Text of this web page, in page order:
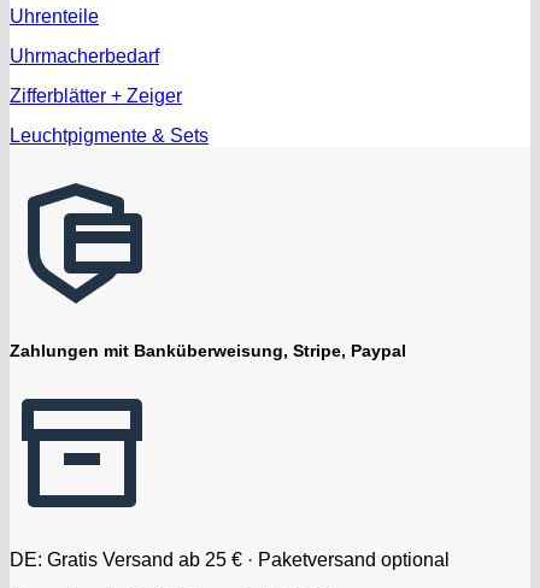
Uhrenteile
Uhrmacherbedarf
Zifferblätter + Zeiger
Leuchtpigmente & Sets
Zahlungen mit Banküberweisung, Stripe, Paypal
DE: Gratis Versand ab 25 € · Paketversand optional